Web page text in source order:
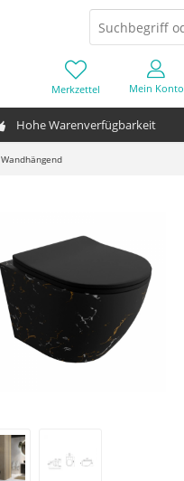
Hohe Warenverfügbarkeit
Merkzettel Mein Konto
Wandhängend